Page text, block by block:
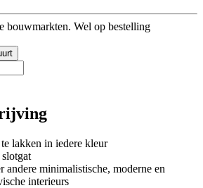
bouwmarkten. Wel op bestelling
lakken in iedere kleur
andere minimalistische, moderne en
interieurs